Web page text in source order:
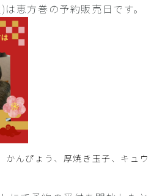
恵方巻の予約販売日です。
かんぴょう、厚焼き玉子、キュウ